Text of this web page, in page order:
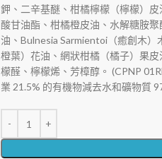
鉀、二辛基醚、柑橘檸檬（檸檬）
酸甘油酯、柑橘橙皮油、水解糖胺
油、Bulnesia Sarmientoi（癒創木
橙葉）花油、網狀柑橘（橘子）果
檬醛、檸檬烯、芳樟醇。 (CPNP
業 21.5% 的有機物減去水和礦物質